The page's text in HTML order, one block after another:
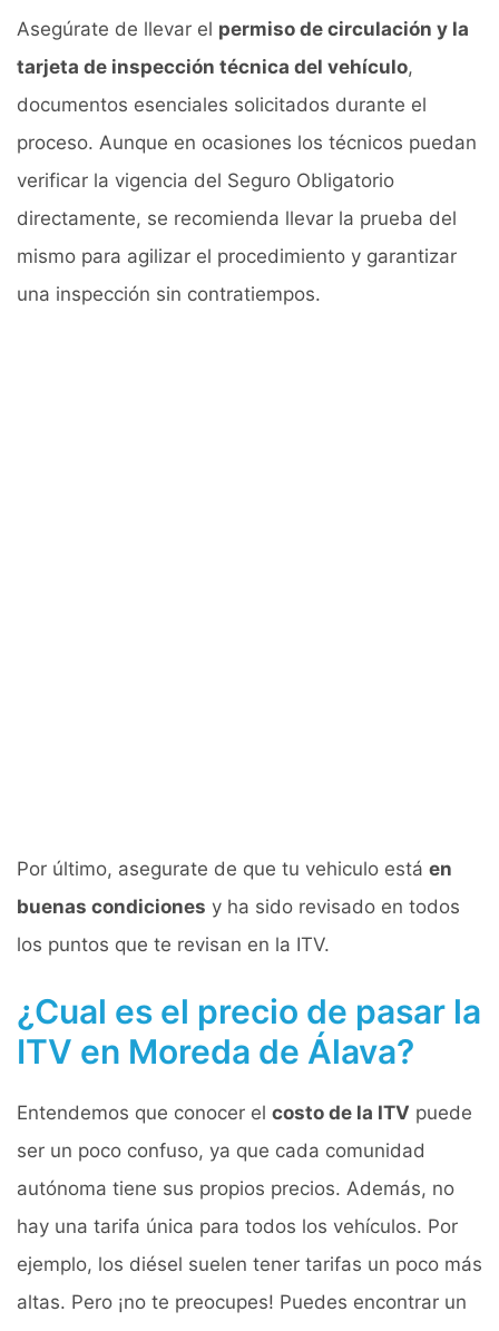
Asegúrate de llevar el permiso de circulación y la
tarjeta de inspección técnica del vehículo,
documentos esenciales solicitados durante el
proceso. Aunque en ocasiones los técnicos puedan
verificar la vigencia del Seguro Obligatorio
directamente, se recomienda llevar la prueba del
mismo para agilizar el procedimiento y garantizar
una inspección sin contratiempos.
Por último, asegurate de que tu vehiculo está en
buenas condiciones y ha sido revisado en todos
los puntos que te revisan en la ITV.
¿Cual es el precio de pasar la
ITV en Moreda de Álava?
Entendemos que conocer el costo de la ITV puede
ser un poco confuso, ya que cada comunidad
autónoma tiene sus propios precios. Además, no
hay una tarifa única para todos los vehículos. Por
ejemplo, los diésel suelen tener tarifas un poco más
altas. Pero ¡no te preocupes! Puedes encontrar un